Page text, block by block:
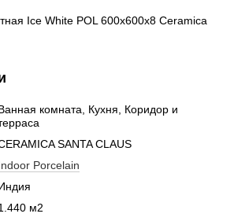
Ice White POL 600x600x8 Ceramiсa
комната, Кухня, Коридор и
SANTA CLAUS
Porcelain
м2